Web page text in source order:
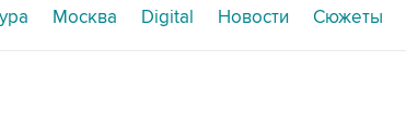
Москва Digital Новости Сюжеты